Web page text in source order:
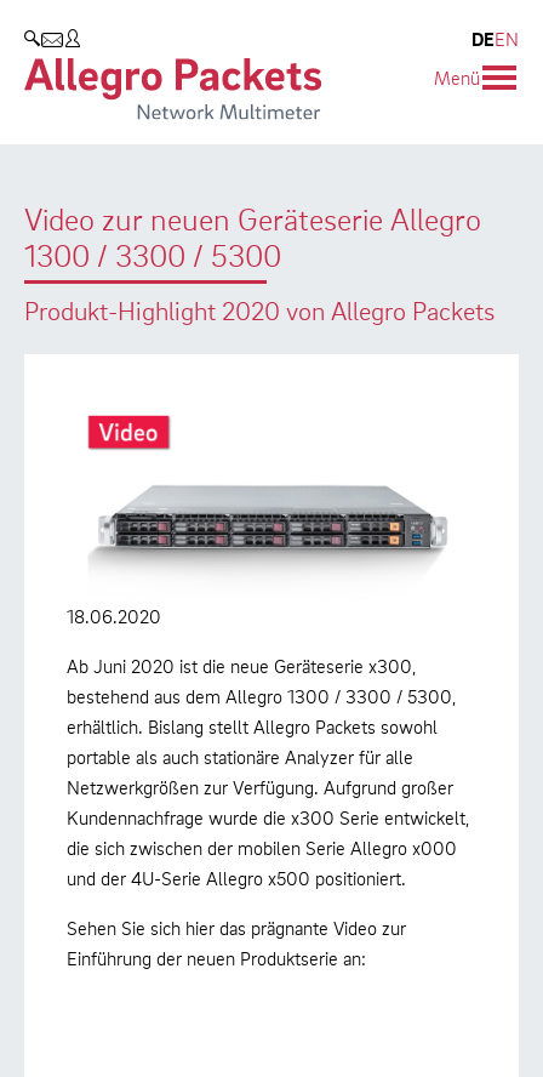
SUCHEN
DEEN
Menü
Video zur neuen Geräteserie Allegro
1300 / 3300 / 5300
Produkt-Highlight 2020 von Allegro Packets
18.06.2020
Ab Juni 2020 ist die neue Geräteserie x300,
bestehend aus dem Allegro 1300 / 3300 / 5300,
erhältlich. Bislang stellt Allegro Packets sowohl
portable als auch stationäre Analyzer für alle
Netzwerkgrößen zur Verfügung. Aufgrund großer
Kundennachfrage wurde die x300 Serie entwickelt,
die sich zwischen der mobilen Serie Allegro x000
und der 4U-Serie Allegro x500 positioniert.
Sehen Sie sich hier das prägnante Video zur
Einführung der neuen Produktserie an:
Allegro Network Multimeter
Produktübersicht
Use Cases
Whitepaper
Case Studies
Produkt-Handbuch
Unternehmen
Partner
Umweltschutz